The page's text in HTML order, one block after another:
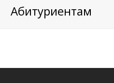
Абитуриентам